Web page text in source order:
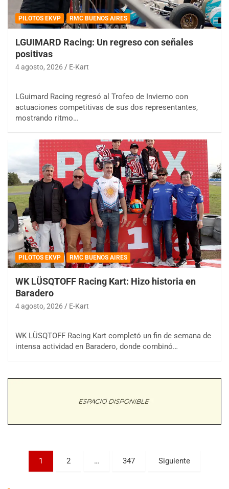
PILOTOS EKVP RMC BUENOS AIRES
LGUIMARD Racing: Un regreso con señales
positivas
4 agosto, 2026 E-Kart
LGuimard Racing regresó al Trofeo de Invierno con
actuaciones competitivas de sus dos representantes,
mostrando ritmo…
PILOTOS EKVP RMC BUENOS AIRES
WK LÜSQTOFF Racing Kart: Hizo historia en
Baradero
4 agosto, 2026 E-Kart
WK LÜSQTOFF Racing Kart completó un fin de semana de
intensa actividad en Baradero, donde combinó…
Paginación
1 2 … 347 Siguiente
COBERTURA ESPECIAL DE E-KART.COM.AR
08/09-AGO
Trenque Lauquen (Buenos Aires)
Villaguay (Entre Ríos)